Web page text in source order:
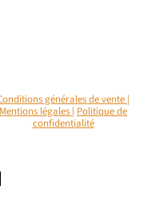
générales de vente |
Mentions légales | Politique de
confidentialité